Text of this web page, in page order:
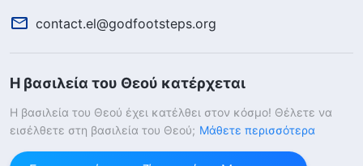
contact.el@godfootsteps.org
Η βασιλεία του Θεού κατέρχεται
Η βασιλεία του Θεού έχει κατέλθει στον κόσμο! Θέλετε να
εισέλθετε στη βασιλεία του Θεού; Μάθετε περισσότερα